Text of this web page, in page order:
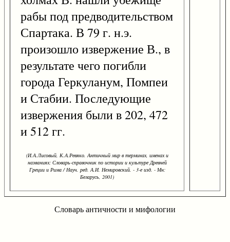
рабы под предводительством
Спартака. В 79 г. н.э.
произошло извержение В., в
результате чего погибли
города Геркуланум, Помпеи
и Стабии. Последующие
извержения были в 202, 472
и 512 гг.
(И.А.Лисовый, К.А.Ревяко. Античный мир в терминах, именах и
названиях: Словарь-справочник по истории и культуре Древней
Греции и Рима / Науч. ред. А.И. Немировский. - 3-е изд. - Мн:
Беларусь, 2001)
Словарь античности и мифологии